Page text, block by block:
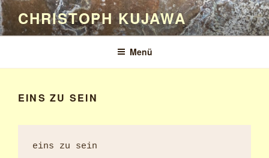
Zum
Inhalt
springen
CHRISTOPH KUJAWA
Menü
EINS ZU SEIN
eins zu sein